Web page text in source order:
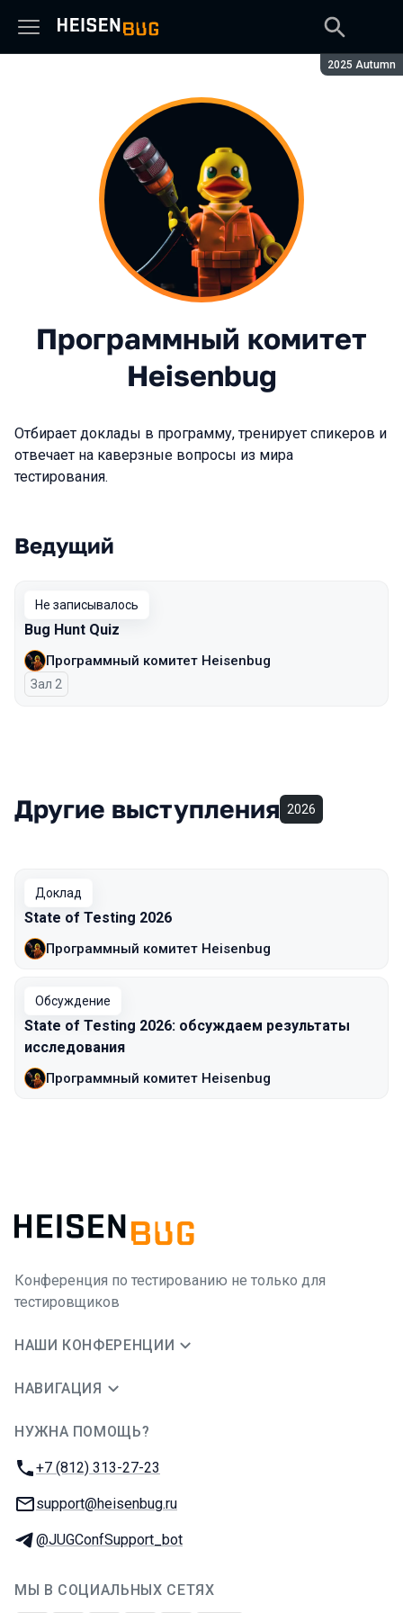
Сезон:
2025 Autumn
Программный комитет
Heisenbug
Отбирает доклады в программу, тренирует спикеров и
отвечает на каверзные вопросы из мира
тестирования.
Выступления в сезоне 2025 Autumn
Ведущий
Не записывалось
Bug Hunt Quiz
Программный комитет Heisenbug
Зал 2
Другие выступления 2026
Доклад
State of Testing 2026
Программный комитет Heisenbug
Обсуждение
State of Testing 2026: обсуждаем результаты
исследования
Программный комитет Heisenbug
Конференция по тестированию не только для
тестировщиков
НАШИ КОНФЕРЕНЦИИ
НАВИГАЦИЯ
НУЖНА ПОМОЩЬ?
Телефон:
+7 (812) 313-27-23
E-mail:
support@heisenbug.ru
Телеграм:
@JUGConfSupport_bot
МЫ В СОЦИАЛЬНЫХ СЕТЯХ